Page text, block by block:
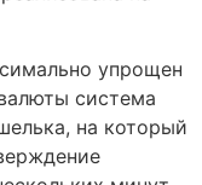
упрощен
система
на который